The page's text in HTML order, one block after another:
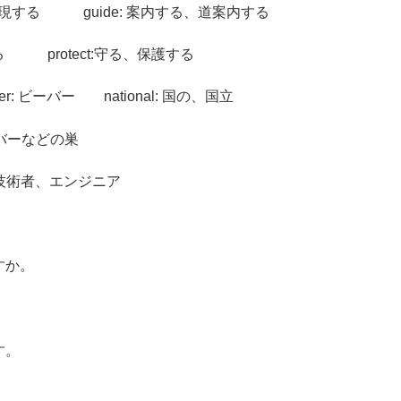
する guide: 案内する、道案内する
る protect:守る、保護する
ーバー national: 国の、国立
ーなどの巣
者、エンジニア
。